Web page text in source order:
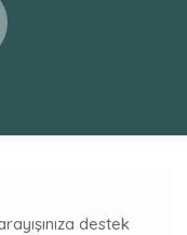
destek